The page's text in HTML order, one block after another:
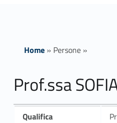
Home» Persone»
Prof.ssa
Qualifica